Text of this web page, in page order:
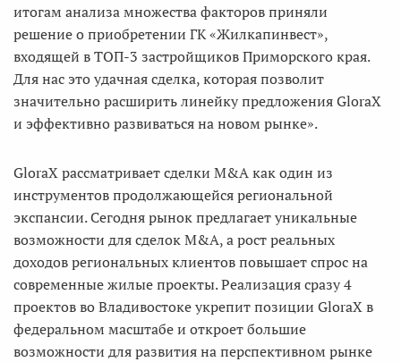
итогам анализа множества факторов приняли
решение о приобретении ГК «Жилкапинвест»,
входящей в ТОП-3 застройщиков Приморского края.
Для нас это удачная сделка, которая позволит
значительно расширить линейку предложения GloraX
и эффективно развиваться на новом рынке».
GloraX рассматривает сделки M&A как один из
инструментов продолжающейся региональной
экспансии. Сегодня рынок предлагает уникальные
возможности для сделок M&A, а рост реальных
доходов региональных клиентов повышает спрос на
современные жилые проекты. Реализация сразу 4
проектов во Владивостоке укрепит позиции GloraX в
федеральном масштабе и откроет большие
возможности для развития на перспективном рынке